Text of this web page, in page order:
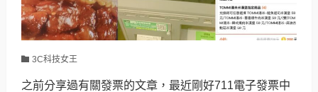
3C科技女王
之前分享過有關發票的文章，最近剛好711電子發票中